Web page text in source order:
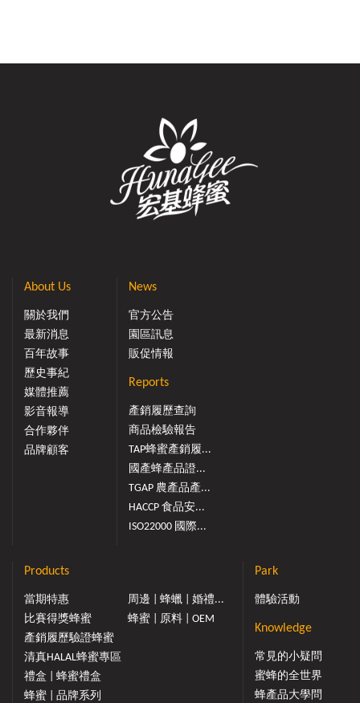
About Us
關於我們
最新消息
百年故事
歷史事紀
媒體推薦
影音報導
合作夥伴
品牌顧客
News
官方公告
園區訊息
販促情報
Reports
產銷履歷查詢
商品檢驗報告
TAP蜂蜜產銷履...
國產蜂產品證...
TGAP 農產品產...
HACCP 食品安...
ISO22000 國際...
Products
當期特惠
比賽得獎蜂蜜
產銷履歷驗證蜂蜜
清真HALAL蜂蜜專區
禮盒 | 蜂蜜禮盒
蜂蜜 | 品牌系列
周邊 | 蜂蠟 | 婚禮...
蜂蜜 | 原料 | OEM
Park
體驗活動
Knowledge
常見的小疑問
蜜蜂的全世界
蜂產品大學問